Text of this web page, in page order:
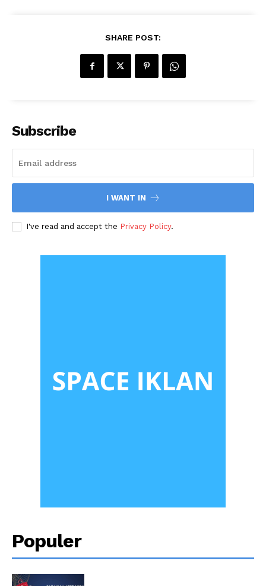
SHARE POST:
Subscribe
I WANT IN
I've read and accept the Privacy Policy.
Populer